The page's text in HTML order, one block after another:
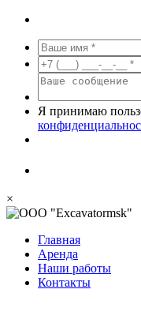
Я принимаю
×
Главная
Аренда
Наши работы
Контакты